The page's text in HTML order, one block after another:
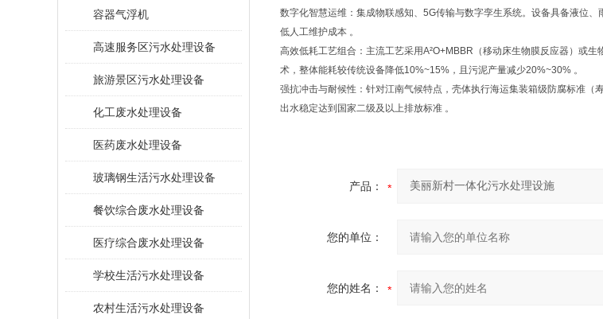
容器气浮机
高速服务区污水处理设备
旅游景区污水处理设备
化工废水处理设备
医药废水处理设备
玻璃钢生活污水处理设备
餐饮综合废水处理设备
医疗综合废水处理设备
学校生活污水处理设备
农村生活污水处理设备
数字化智慧运维‌：集成‌物联感知、5G传输与数字孪生系统‌。设备具备液位
低人工维护成本 。
高效低耗工艺组合‌：主流工艺采用‌A²O+MBBR（移动床生物膜反应器）‌或
术，整体能耗较传统设备降低‌10%~15%‌，且污泥产量减少20%~30% 。
强抗冲击与耐候性‌：针对江南气候特点，壳体执行‌海运集装箱级防腐标准‌（
出水稳定达到国家二级及以上排放标准 。‌‌
产品：
您的单位：
您的姓名：